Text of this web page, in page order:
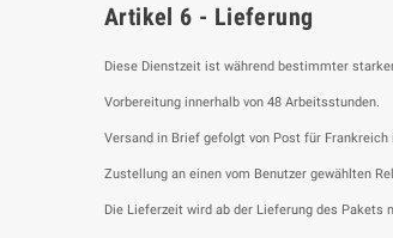
Artikel 6 - Lieferung
Diese Dienstzeit ist während bestimmter
Vorbereitung innerhalb von 48 Arbeitsstunden.
Versand in Brief gefolgt von Post für Frankreich
Zustellung an einen vom Benutzer gewählten
Die Lieferzeit wird ab der Lieferung des